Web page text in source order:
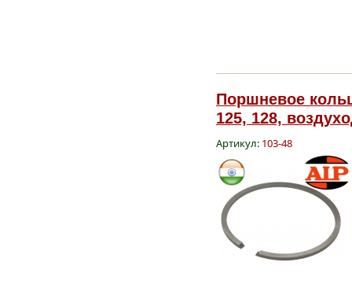
Поршневое
125, 128,
Артикул: 103-48